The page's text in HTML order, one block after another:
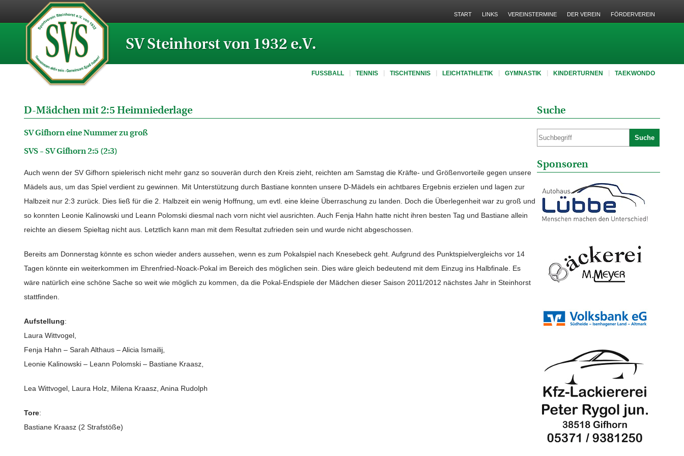
SV Steinhorst von 1932 e.V.
FUSSBALL TENNIS TISCHTENNIS LEICHTATHLETIK GYMNASTIK KINDERTURNEN TAEKWONDO
START LINKS VEREINSTERMINE DER VEREIN FÖRDERVEREIN
D-Mädchen mit 2:5 Heimniederlage
SV Gifhorn eine Nummer zu groß
SVS – SV Gifhorn 2:5 (2:3)
Auch wenn der SV Gifhorn spielerisch nicht mehr ganz so souverän durch den Kreis zieht, reichten am Samstag die Kräfte- und Größenvorteile gegen unsere
Mädels aus, um das Spiel verdient zu gewinnen. Mit Unterstützung durch Bastiane konnten unsere D-Mädels ein achtbares Ergebnis erzielen und lagen zur
Halbzeit nur 2:3 zurück. Dies ließ für die 2. Halbzeit ein wenig Hoffnung, um evtl. eine kleine Überraschung zu landen. Doch die Überlegenheit war zu groß und
so konnten Leonie Kalinowski und Leann Polomski diesmal nach vorn nicht viel ausrichten. Auch Fenja Hahn hatte nicht ihren besten Tag und Bastiane allein
reichte an diesem Spieltag nicht aus. Letztlich kann man mit dem Resultat zufrieden sein und wurde nicht abgeschossen.
Bereits am Donnerstag könnte es schon wieder anders aussehen, wenn es zum Pokalspiel nach Knesebeck geht. Aufgrund des Punktspielvergleichs vor 14
Tagen könnte ein weiterkommen im Ehrenfried-Noack-Pokal im Bereich des möglichen sein. Dies wäre gleich bedeutend mit dem Einzug ins Halbfinale. Es
wäre natürlich eine schöne Sache so weit wie möglich zu kommen, da die Pokal-Endspiele der Mädchen dieser Saison 2011/2012 nächstes Jahr in Steinhorst
stattfinden.
Aufstellung:
Laura Wittvogel,
Fenja Hahn – Sarah Althaus – Alicia Ismailij,
Leonie Kalinowski – Leann Polomski – Bastiane Kraasz,
Lea Wittvogel, Laura Holz, Milena Kraasz, Anina Rudolph
Tore:
Bastiane Kraasz (2 Strafstöße)
Suche
Suche
Sponsoren